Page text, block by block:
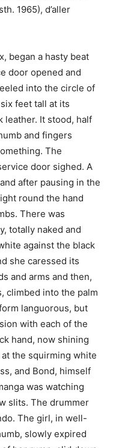
1965), d’aller
began a hasty beat
door opened and
into the circle of
feet tall at its
leather. It stood, half
and fingers
The
door sighed. A
after pausing in the
round the hand
There was
totally naked and
against the black
she caressed its
and arms and then,
climbed into the palm
languorous, but
with each of the
hand, now shining
the squirming white
and Bond, himself
was watching
slits. The drummer
The girl, in well-
slowly expired